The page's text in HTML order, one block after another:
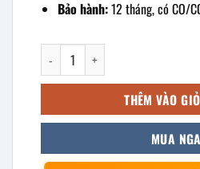
Bảo hành:12 tháng, có CO/
Thùng rác inox đạp chân 9l
THÊM VÀO
MUA